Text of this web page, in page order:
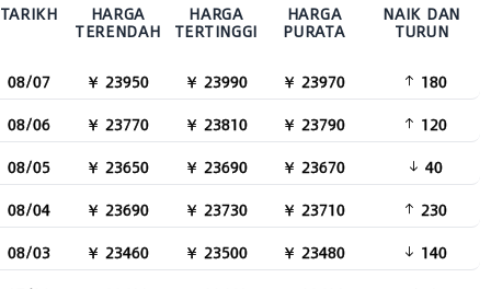
TARIKH HARGA
TERENDAH
HARGA
TERTINGGI
HARGA
PURATA
NAIK DAN
TURUN
08/07 ￥ 23950 ￥ 23990 ￥ 23970
180
08/06
￥ 23770 ￥ 23810 ￥ 23790
120
08/05
￥ 23650 ￥ 23690 ￥ 23670
40
08/04
￥ 23690 ￥ 23730 ￥ 23710
230
08/03
￥ 23460 ￥ 23500 ￥ 23480
140